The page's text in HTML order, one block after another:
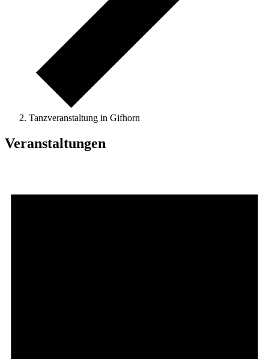
Tanzveranstaltung in Gifhorn
Veranstaltungen